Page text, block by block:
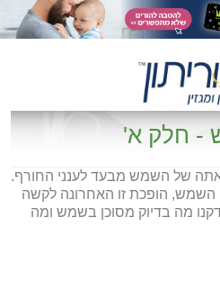
- חלק א'
של השמש מבעד לענני החורף.
השמש, הופכת זו האחרונה לקשה
מה בדיוק מסוכן בשמש ומה